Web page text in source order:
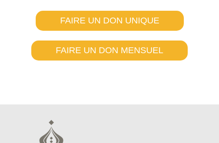
FAIRE UN DON UNIQUE
FAIRE UN DON MENSUEL